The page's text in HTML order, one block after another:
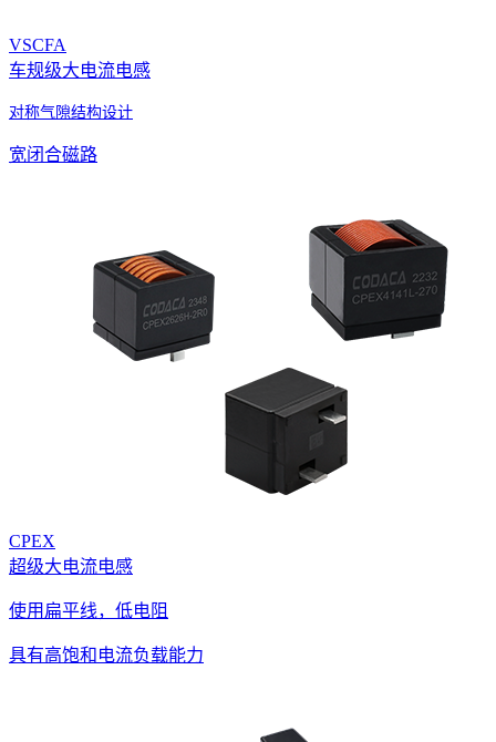
VSCFA
车规级大电流电感
对称气隙结构设计
宽闭合磁路
CPEX
超级大电流电感
使用扁平线，低电阻
具有高饱和电流负载能力